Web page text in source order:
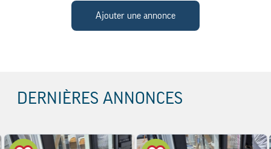
Ajouter une annonce
DERNIÈRES ANNONCES